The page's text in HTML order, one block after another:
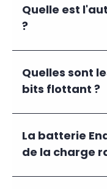
Quelle est
?
Quelles sont
bits flottant ?
La batterie
de la charge